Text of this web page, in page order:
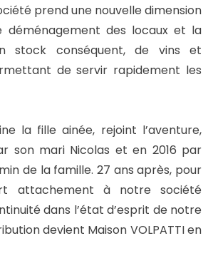
prend une nouvelle dimension
déménagement des locaux et la
stock conséquent, de vins et
de servir rapidement les
la fille ainée, rejoint l’aventure,
son mari Nicolas et en 2016 par
de la famille. 27 ans après, pour
attachement à notre société
dans l’état d’esprit de notre
devient Maison VOLPATTI en